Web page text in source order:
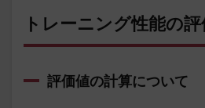
トレーニング性能の
評価値の計算について